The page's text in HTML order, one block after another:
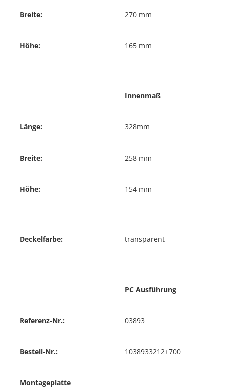
Breite: 270 mm
Höhe: 165 mm
Innenmaß
Länge: 328mm
Breite: 258 mm
Höhe: 154 mm
Deckelfarbe: transparent
PC Ausführung
Referenz-Nr.: 03893
Bestell-Nr.: 1038933212+700
Montageplatte